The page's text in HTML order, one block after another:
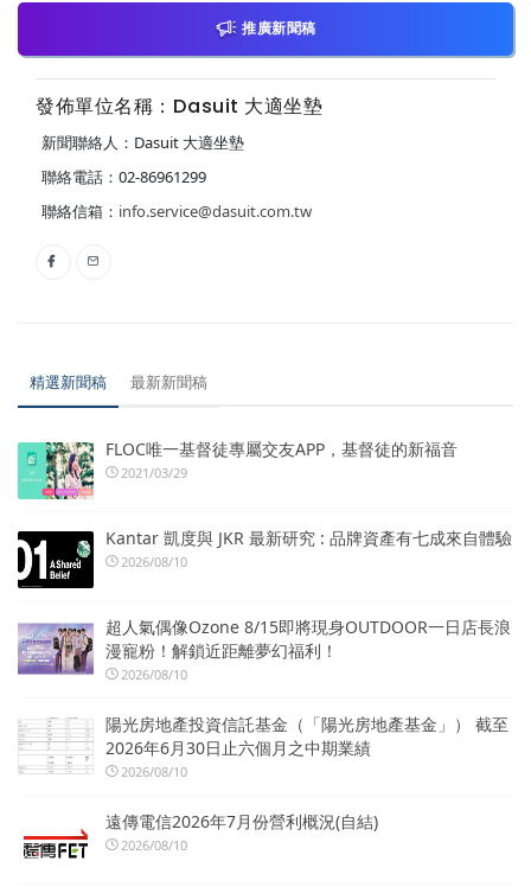
推廣新聞稿
發佈單位名稱：Dasuit 大適坐墊
新聞聯絡人：Dasuit 大適坐墊
聯絡電話：02-86961299
聯絡信箱： info.service@dasuit.com.tw
精選新聞稿 最新新聞稿
FLOC唯一基督徒專屬交友APP，基督徒的新福音
2021/03/29
Kantar 凱度與 JKR 最新研究 : 品牌資產有七成來自體驗
2026/08/10
超人氣偶像Ozone 8/15即將現身OUTDOOR一日店長浪
漫寵粉！解鎖近距離夢幻福利！
2026/08/10
陽光房地產投資信託基金（「陽光房地產基金」） 截至
2026年6月30日止六個月之中期業績
2026/08/10
遠傳電信2026年7月份營利概況(自結)
2026/08/10